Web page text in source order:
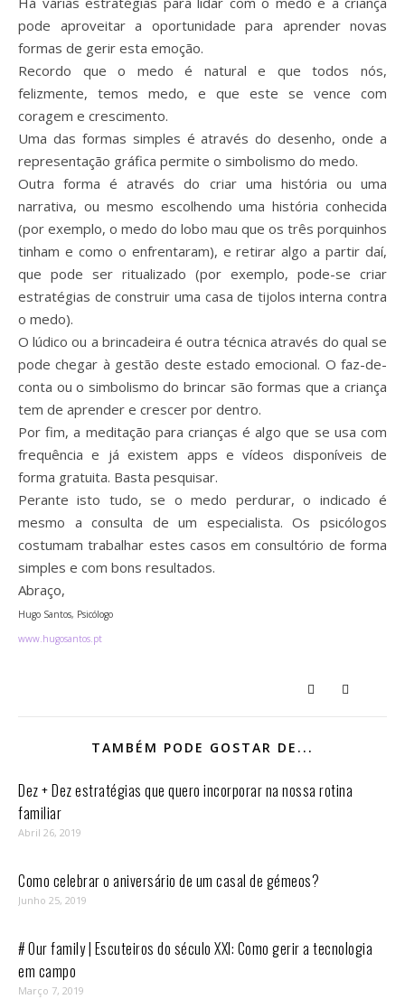
pode aproveitar a oportunidade para aprender novas
formas de gerir esta emoção.
Recordo que o medo é natural e que todos nós,
felizmente, temos medo, e que este se vence com
coragem e crescimento.
Uma das formas simples é através do desenho, onde a
representação gráfica permite o simbolismo do medo.
Outra forma é através do criar uma história ou uma
narrativa, ou mesmo escolhendo uma história conhecida
(por exemplo, o medo do lobo mau que os três porquinhos
tinham e como o enfrentaram), e retirar algo a partir daí,
que pode ser ritualizado (por exemplo, pode-se criar
estratégias de construir uma casa de tijolos interna contra
o medo).
O lúdico ou a brincadeira é outra técnica através do qual se
pode chegar à gestão deste estado emocional. O faz-de-
conta ou o simbolismo do brincar são formas que a criança
tem de aprender e crescer por dentro.
Por fim, a meditação para crianças é algo que se usa com
frequência e já existem apps e vídeos disponíveis de
forma gratuita. Basta pesquisar.
Perante isto tudo, se o medo perdurar, o indicado é
mesmo a consulta de um especialista. Os psicólogos
costumam trabalhar estes casos em consultório de forma
simples e com bons resultados.
Abraço,
Hugo Santos, Psicólogo
www.hugosantos.pt
TAMBÉM PODE GOSTAR DE...
Dez + Dez estratégias que quero incorporar na nossa rotina
familiar
Abril 26, 2019
Como celebrar o aniversário de um casal de gémeos?
Junho 25, 2019
# Our family | Escuteiros do século XXI: Como gerir a tecnologia
em campo
Março 7, 2019